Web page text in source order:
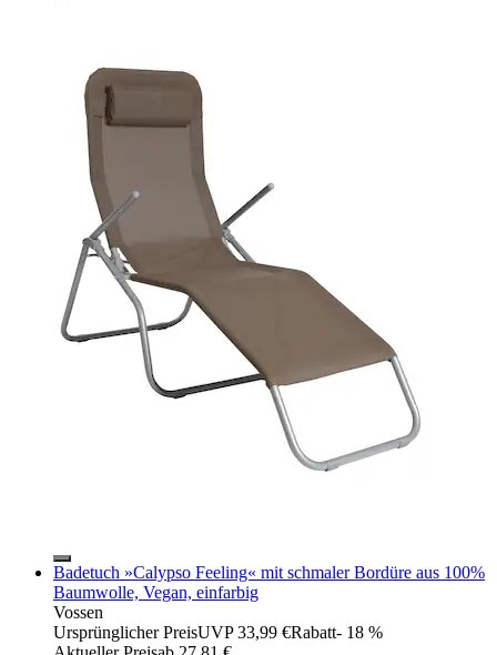
Badetuch »Calypso Feeling« mit schmaler Bordüre aus 100%
Baumwolle, Vegan, einfarbig
Vossen
Ursprünglicher PreisUVP 33,99 €Rabatt- 18 %